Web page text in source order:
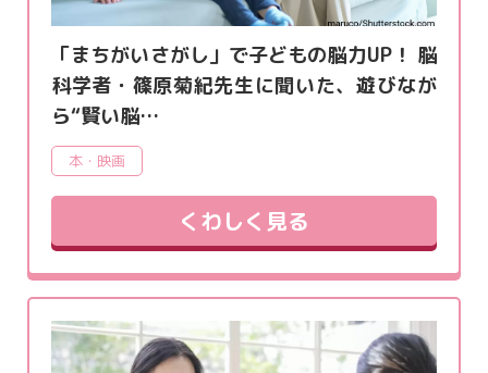
「まちがいさがし」で子どもの脳力UP！ 脳
科学者・篠原菊紀先生に聞いた、遊びなが
ら“賢い脳…
本・映画
くわしく見る